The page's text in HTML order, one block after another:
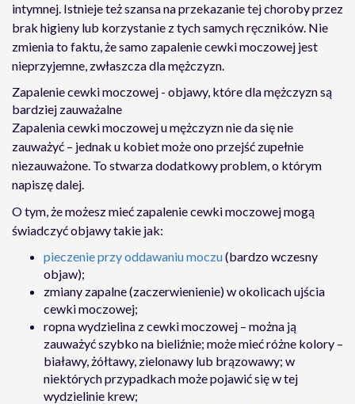
intymnej. Istnieje też szansa na przekazanie tej choroby przez
brak higieny lub korzystanie z tych samych ręczników. Nie
zmienia to faktu, że samo zapalenie cewki moczowej jest
nieprzyjemne, zwłaszcza dla mężczyzn.
Zapalenie cewki moczowej - objawy, które dla mężczyzn są
bardziej zauważalne
Zapalenia cewki moczowej u mężczyzn nie da się nie
zauważyć – jednak u kobiet może ono przejść zupełnie
niezauważone. To stwarza dodatkowy problem, o którym
napiszę dalej.
O tym, że możesz mieć zapalenie cewki moczowej mogą
świadczyć objawy takie jak:
pieczenie przy oddawaniu moczu(bardzo wczesny
objaw);
zmiany zapalne (zaczerwienienie) w okolicach ujścia
cewki moczowej;
ropna wydzielina z cewki moczowej – można ją
zauważyć szybko na bieliźnie; może mieć różne kolory –
białawy, żółtawy, zielonawy lub brązowawy; w
niektórych przypadkach może pojawić się w tej
wydzielinie krew;